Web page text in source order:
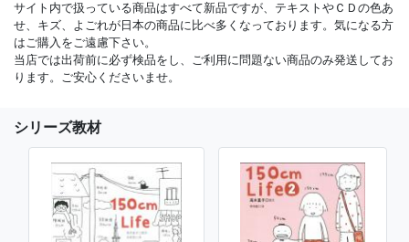
サイト内で扱っている商品はすべて新品ですが、テキストやＣＤの色あ
せ、キズ、よごれが日本の商品に比べ多くなっております。気になる方
はご購入をご遠慮下さい。
当店では出荷前に必ず検品をし、ご利用に問題ない商品のみ発送してお
ります。ご安心くださいませ。
シリーズ教材